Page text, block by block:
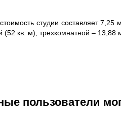
cтудии составляет
(52 кв. м), трехкомнатной – 13,88
пользователи